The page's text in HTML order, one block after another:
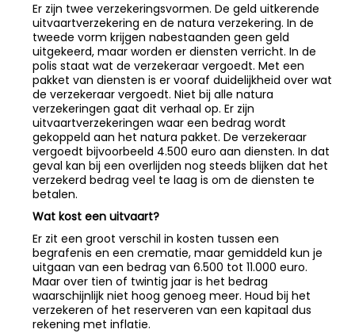
Er zijn twee verzekeringsvormen. De geld uitkerende
uitvaartverzekering en de natura verzekering. In de
tweede vorm krijgen nabestaanden geen geld
uitgekeerd, maar worden er diensten verricht. In de
polis staat wat de verzekeraar vergoedt. Met een
pakket van diensten is er vooraf duidelijkheid over wat
de verzekeraar vergoedt. Niet bij alle natura
verzekeringen gaat dit verhaal op. Er zijn
uitvaartverzekeringen waar een bedrag wordt
gekoppeld aan het natura pakket. De verzekeraar
vergoedt bijvoorbeeld 4.500 euro aan diensten. In dat
geval kan bij een overlijden nog steeds blijken dat het
verzekerd bedrag veel te laag is om de diensten te
betalen.
Wat kost een uitvaart?
Er zit een groot verschil in kosten tussen een
begrafenis en een crematie, maar gemiddeld kun je
uitgaan van een bedrag van 6.500 tot 11.000 euro.
Maar over tien of twintig jaar is het bedrag
waarschijnlijk niet hoog genoeg meer. Houd bij het
verzekeren of het reserveren van een kapitaal dus
rekening met inflatie.